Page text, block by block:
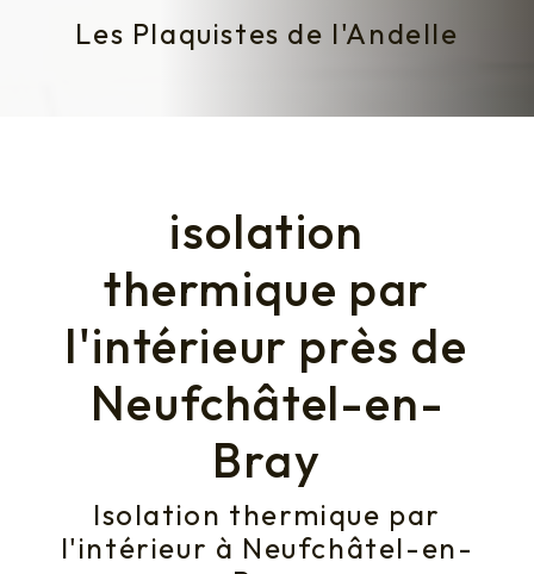
Les Plaquistes de l'Andelle
isolation
thermique par
l'intérieur près de
Neufchâtel-en-
Bray
Isolation thermique par
l'intérieur à Neufchâtel-en-